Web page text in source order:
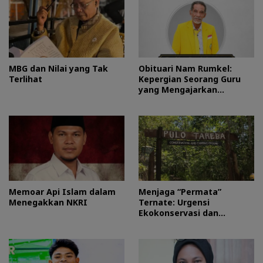
MBG dan Nilai yang Tak
Terlihat
Obituari Nam Rumkel:
Kepergian Seorang Guru
yang Mengajarkan
Memoar Api Islam dalam
Menegakkan NKRI
Menjaga “Permata”
Ternate: Urgensi
Ekokonservasi dan